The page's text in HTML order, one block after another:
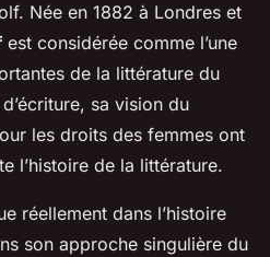
Née en 1882 à Londres et
est considérée comme l’une
de la littérature du
sa vision du
les droits des femmes ont
l’histoire de la littérature.
réellement dans l’histoire
son approche singulière du